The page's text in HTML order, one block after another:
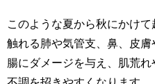
このような夏から秋にかけ
触れる肺や気管支、鼻、皮
腸にダメージを与え、肌荒